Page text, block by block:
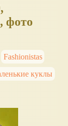
фото
Fashionistas
куклы